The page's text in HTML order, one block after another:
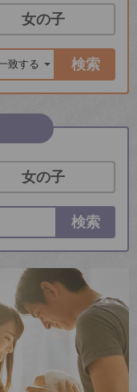
女の子
検索
女の子
検索